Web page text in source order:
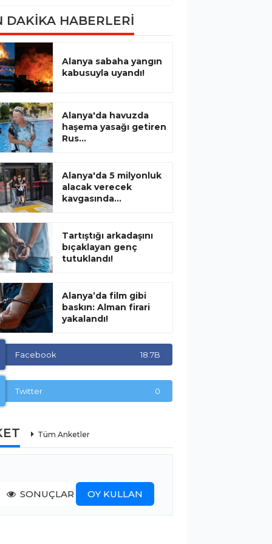
DAKİKA HABERLERİ
Alanya sabaha yangın
kabusuyla uyandı!
Alanya'da havuzda
haşema yasağı getiren
Rus...
Alanya'da 5 milyonluk
alacak verecek
kavgasında...
Tartıştığı arkadaşını
bıçaklayan genç
tutuklandı!
Alanya’da film gibi
baskın: Alman firari
yakalandı!
Facebook 18.7B
Twitter 0
Tüm Anketler
SONUÇLAR OY KULLAN